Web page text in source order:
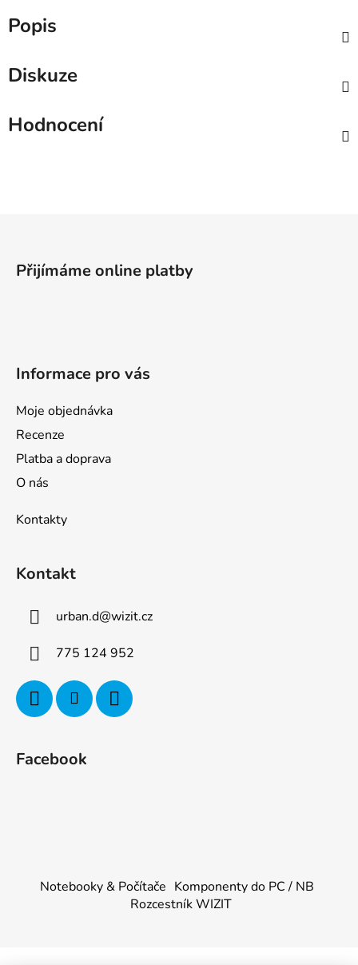
Popis
Diskuze
Hodnocení
Přijímáme online platby
Informace pro vás
Moje objednávka
Recenze
Platba a doprava
O nás
Kontakty
Kontakt
urban.d@wizit.cz
775 124 952
Facebook
Notebooky & Počítače Komponenty do PC / NB
Rozcestník WIZIT